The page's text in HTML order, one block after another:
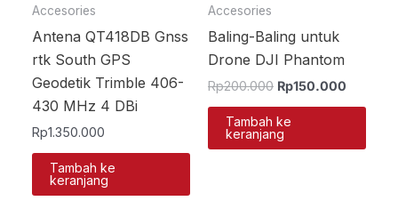
Accesories
Antena QT418DB Gnss
rtk South GPS
Geodetik Trimble 406-
430 MHz 4 DBi
Rp1.350.000
Tambah ke
keranjang
Accesories
Baling-Baling untuk
Drone DJI Phantom
Rp200.000 Rp150.000
Tambah ke
keranjang